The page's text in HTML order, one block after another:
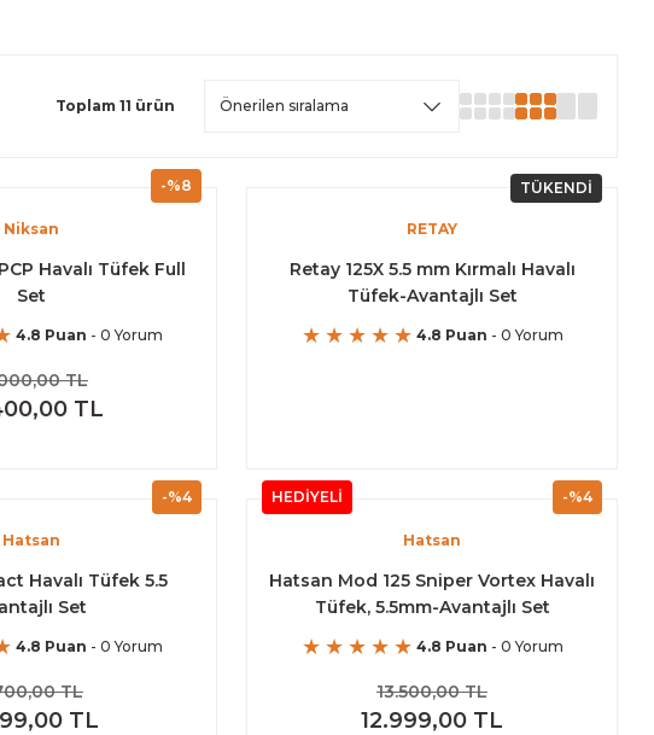
Toplam 11 ürün
-%8
Niksan
Havalı Tüfek Full
Set
4.8 Puan - 0 Yorum
TL
TL
TÜKENDİ
RETAY
Retay 125X 5.5 mm Kırmalı Havalı
Tüfek-Avantajlı Set
4.8 Puan - 0 Yorum
-%4
Hatsan
Havalı Tüfek 5.5
Set
4.8 Puan - 0 Yorum
TL
TL
-%4
HEDİYELİ
Hatsan
Hatsan Mod 125 Sniper Vortex Havalı
Tüfek, 5.5mm-Avantajlı Set
4.8 Puan - 0 Yorum
13.500,00 TL
12.999,00 TL